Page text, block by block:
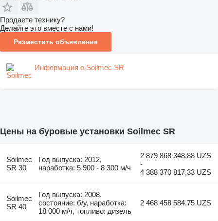
Продаете технику?
Делайте это вместе с нами!
Разместить объявление
Информация о Soilmec SR
Цены на буровые установки Soilmec SR
Soilmec
SR 30
Год выпуска: 2012,
наработка: 5 900 - 8 300 м/ч
2 879 868 348,88 UZS
-
4 388 370 817,33 UZS
Soilmec
SR 40
Год выпуска: 2008,
состояние: б/у, наработка:
18 000 м/ч, топливо: дизель
2 468 458 584,75 UZS